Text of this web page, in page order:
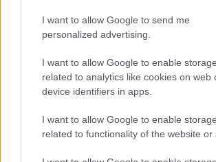
I want to allow Google to send me
personalized advertising.
I want to allow Google to enable storage
related to analytics like cookies on web
device identifiers in apps.
I want to allow Google to enable storage
related to functionality of the website or
Παράλληλα ο κ.Γεραπετρίτης
αμείωτο ενδιαφέρον της
προστασία των χριστιανικών
Συρία και την κρισιμότητα
ανοιχτού διαύλου επικοινωνίας
συριακής μεταβατικής
Πατριαρχείου Αντιοχείας, ως
προστατεύει και προωθεί τις